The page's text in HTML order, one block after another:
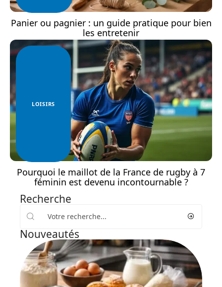
Panier ou pagnier : un guide pratique pour bien
les entretenir
LOISIRS
Pourquoi le maillot de la France de rugby à 7
féminin est devenu incontournable ?
Recherche
Nouveautés